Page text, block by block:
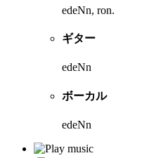
edeNn, ron.
ギター
edeNn
ボーカル
edeNn